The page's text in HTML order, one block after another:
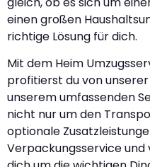
einen großen
richtige Lösung für dich.
Mit dem Heim
profitierst du von
unserem umfassenden
nicht nur um den
optionale
Verpackungsservice und